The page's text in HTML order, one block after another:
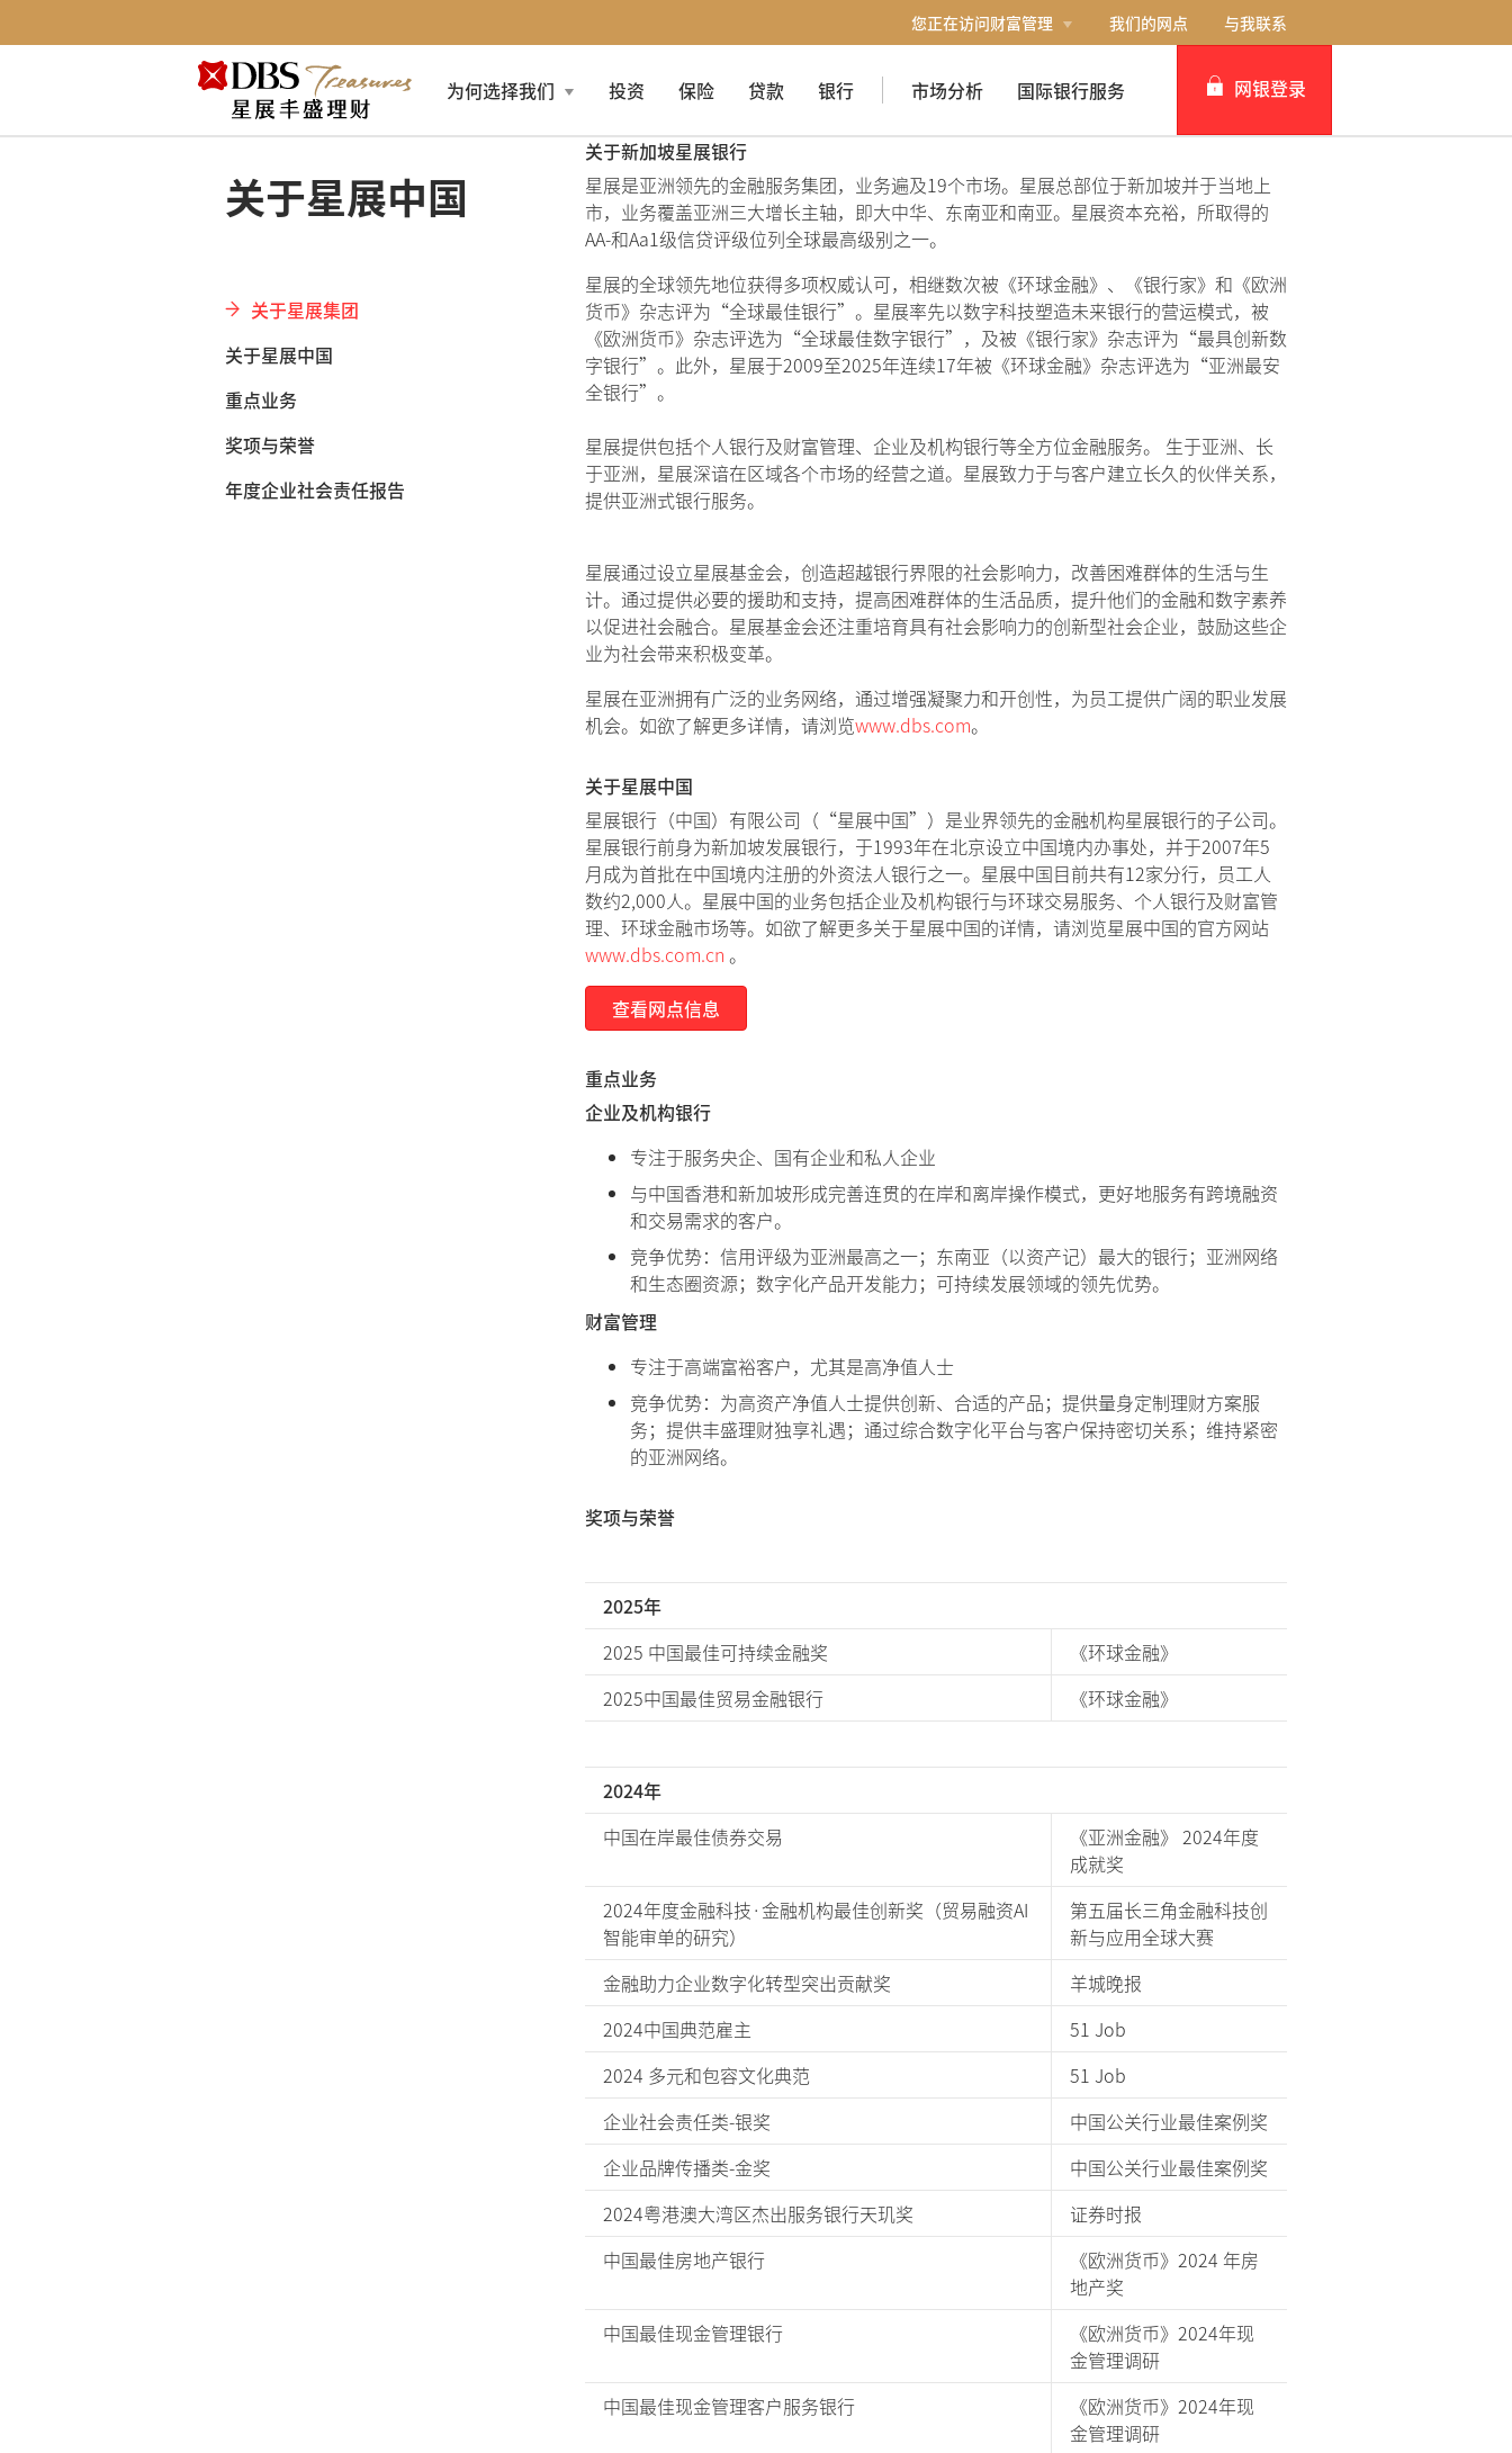
您正在访问财富管理 我们的网点 与我联系
为何选择我们 投资 保险 贷款 银行 市场分析 国际银行服务 网银登录
企业网银IDEAL
关于星展中国
关于星展集团
关于星展中国
重点业务
奖项与荣誉
年度企业社会责任报告
关于新加坡星展银行
星展是亚洲领先的金融服务集团，业务遍及19个市场。 星展总部位于新加坡并于当地上
市，业务覆盖亚洲三大增长主轴，即大中华、东南亚和南亚。星展资本充裕，所取得的
AA-和Aa1级信贷评级位列全球最高级别之一。
星展的全球领先地位获得多项权威认可，相继数次被《环球金融》、《银行家》和《欧洲
货币》杂志评为“全球最佳银行”。星展率先以数字科技塑造未来银行的营运模式，被
《欧洲货币》杂志评选为“全球最佳数字银行”，及被《银行家》杂志评为“最具创新数
字银行”。此外，星展于2009至2025年连续17年被《环球金融》杂志评选为“亚洲最安
全银行”。
星展提供包括个人银行及财富管理、企业及机构银行等全方位金融服务。 生于亚洲、长
于亚洲，星展深谙在区域各个市场的经营之道。星展致力于与客户建立长久的伙伴关系，
提供亚洲式银行服务。
星展通过设立星展基金会，创造超越银行界限的社会影响力，改善困难群体的生活与生
计。通过提供必要的援助和支持，提高困难群体的生活品质，提升他们的金融和数字素养
以促进社会融合。星展基金会还注重培育具有社会影响力的创新型社会企业，鼓励这些企
业为社会带来积极变革。
星展在亚洲拥有广泛的业务网络，通过增强凝聚力和开创性，为员工提供广阔的职业发展
机会。如欲了解更多详情，请浏览www.dbs.com。
关于星展中国
星展银行（中国）有限公司（“星展中国”）是业界领先的金融机构星展银行的子公司。
星展银行前身为新加坡发展银行，于1993年在北京设立中国境内办事处，并于2007年5
月成为首批在中国境内注册的外资法人银行之一。星展中国目前共有12家分行，员工人
数约2,000人。星展中国的业务包括企业及机构银行与环球交易服务、个人银行及财富管
理、环球金融市场等。如欲了解更多关于星展中国的详情，请浏览星展中国的官方网站
www.dbs.com.cn 。
查看网点信息
重点业务
企业及机构银行
专注于服务央企、国有企业和私人企业
与中国香港和新加坡形成完善连贯的在岸和离岸操作模式，更好地服务有跨境融资
和交易需求的客户。
竞争优势：信用评级为亚洲最高之一；东南亚（以资产记）最大的银行；亚洲网络
和生态圈资源；数字化产品开发能力；可持续发展领域的领先优势。
财富管理
专注于高端富裕客户，尤其是高净值人士
竞争优势：为高资产净值人士提供创新、合适的产品；提供量身定制理财方案服
务；提供丰盛理财独享礼遇；通过综合数字化平台与客户保持密切关系；维持紧密
的亚洲网络。
奖项与荣誉
2025年
2025 中国最佳可持续金融奖
《环球金融》
2025中国最佳贸易金融银行
《环球金融》
2024年
中国在岸最佳债券交易
《亚洲金融》 2024年度
成就奖
2024年度金融科技·金融机构最佳创新奖（贸易融资AI
智能审单的研究）
第五届长三角金融科技创
新与应用全球大赛
金融助力企业数字化转型突出贡献奖
羊城晚报
2024中国典范雇主
51 Job
2024 多元和包容文化典范
51 Job
企业社会责任类-银奖
中国公关行业最佳案例奖
企业品牌传播类-金奖
中国公关行业最佳案例奖
2024粤港澳大湾区杰出服务银行天玑奖
证券时报
中国最佳房地产银行
《欧洲货币》2024 年房
地产奖
中国最佳现金管理银行
《欧洲货币》2024年现
金管理调研
中国最佳现金管理客户服务银行
《欧洲货币》2024年现
金管理调研